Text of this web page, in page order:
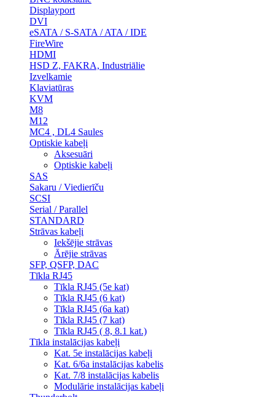
Displayport
DVI
eSATA / S-SATA / ATA / IDE
FireWire
HDMI
HSD Z, FAKRA, Industriālie
Izvelkamie
Klaviatūras
KVM
M8
M12
MC4 , DL4 Saules
Optiskie kabeļi
Aksesuāri
Optiskie kabeļi
SAS
Sakaru / Viedierīču
SCSI
Serial / Parallel
STANDARD
Strāvas kabeļi
Iekšējie strāvas
Ārējie strāvas
SFP, QSFP, DAC
Tīkla RJ45
Tīkla RJ45 (5e kat)
Tīkla RJ45 (6 kat)
Tīkla RJ45 (6a kat)
Tīkla RJ45 (7 kat)
Tīkla RJ45 ( 8, 8.1 kat.)
Tīkla instalācijas kabeļi
Kat. 5e instalācijas kabeļi
Kat. 6/6a instalācijas kabelis
Kat. 7/8 instalācijas kabelis
Modulārie instalācijas kabeļi